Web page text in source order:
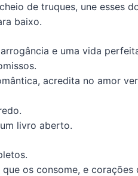
de truques, une esses
baixo.
e uma vida
acredita no amor
livro aberto.
os consome, e